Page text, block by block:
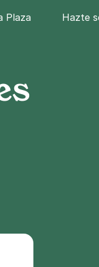
Plaza Hazte